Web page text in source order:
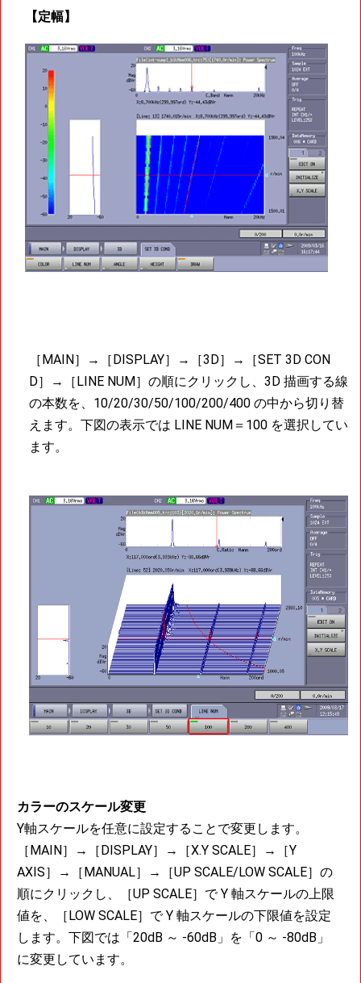
【定幅】
［MAIN］→［DISPLAY］→［3D］→［SET 3D CON
D］→［LINE NUM］の順にクリックし、3D 描画する線
の本数を、10/20/30/50/100/200/400 の中から切り替
えます。下図の表示では LINE NUM＝100 を選択してい
ます。
カラーのスケール変更
Y軸スケールを任意に設定することで変更します。
［MAIN］→［DISPLAY］→［X.Y SCALE］→［Y
AXIS］→［MANUAL］→［UP SCALE/LOW SCALE］の
順にクリックし、［UP SCALE］で Y 軸スケールの上限
値を、［LOW SCALE］で Y 軸スケールの下限値を設定
します。下図では「20dB ～ -60dB」を「0 ～ -80dB」
に変更しています。